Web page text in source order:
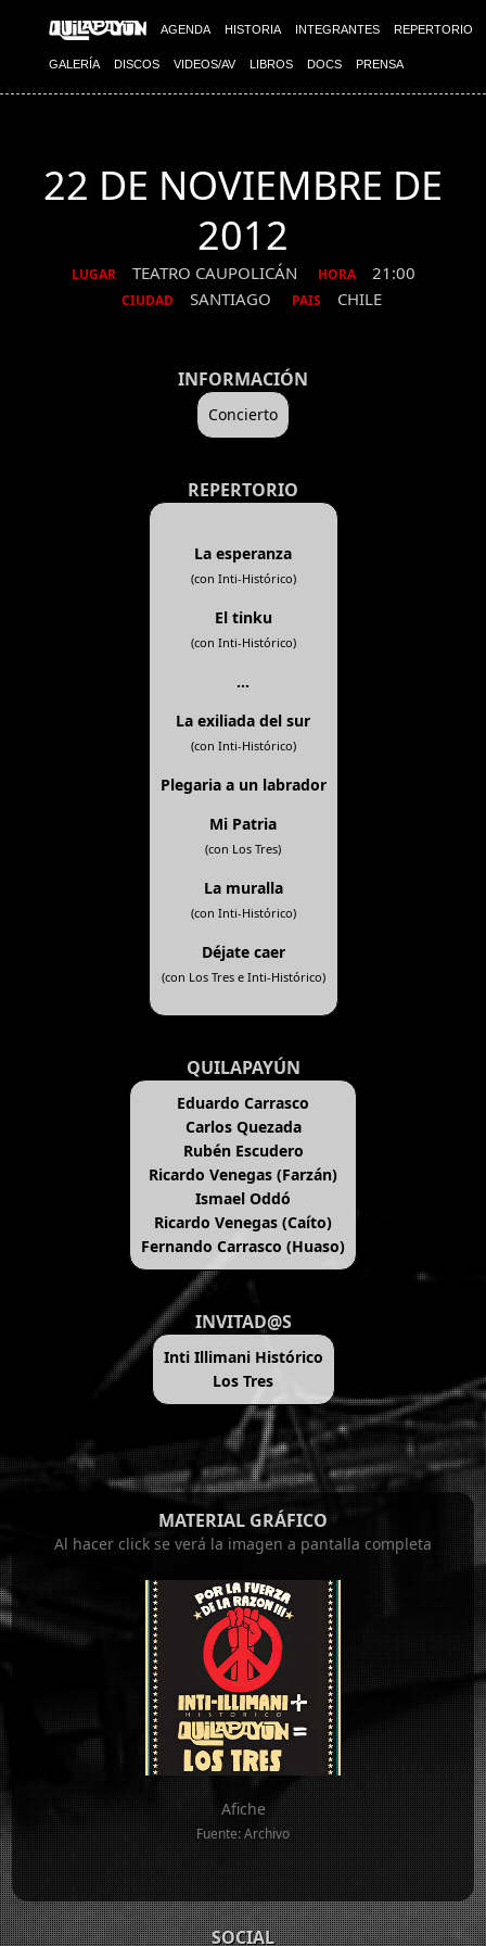
AGENDA HISTORIA INTEGRANTES REPERTORIO
GALERÍA DISCOS VIDEOS/AV LIBROS DOCS PRENSA
22 DE NOVIEMBRE DE
2012
LUGAR TEATRO CAUPOLICÁN HORA 21:00
CIUDAD SANTIAGO PAIS CHILE
INFORMACIÓN
Concierto
REPERTORIO
La esperanza
(con Inti-Histórico)
El tinku
(con Inti-Histórico)
...
La exiliada del sur
(con Inti-Histórico)
Plegaria a un labrador
Mi Patria
(con Los Tres)
La muralla
(con Inti-Histórico)
Déjate caer
(con Los Tres e Inti-Histórico)
QUILAPAYÚN
Eduardo Carrasco
Carlos Quezada
Rubén Escudero
Ricardo Venegas (Farzán)
Ismael Oddó
Ricardo Venegas (Caíto)
Fernando Carrasco (Huaso)
INVITAD@S
Inti Illimani Histórico
Los Tres
MATERIAL GRÁFICO
Al hacer click se verá la imagen a pantalla completa
Afiche
Fuente: Archivo
SOCIAL